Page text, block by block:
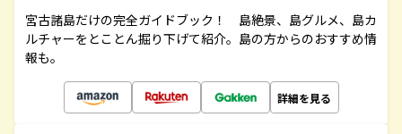
宮古諸島だけの完全ガイドブック！ 島絶景、島グルメ、島カ
ルチャーをとことん掘り下げて紹介。島の方からのおすすめ情
報も。
詳細を見る